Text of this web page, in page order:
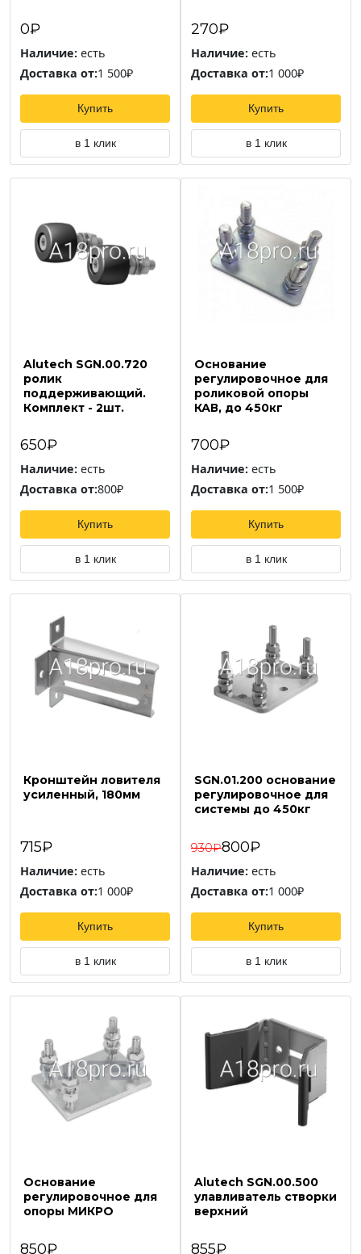
0₽
Наличие: есть
Доставка от:1 500₽
Купить
в 1 клик
270₽
Наличие: есть
Доставка от:1 000₽
Купить
в 1 клик
Alutech SGN.00.720
ролик
поддерживающий.
Комплект - 2шт.
650₽
Наличие: есть
Доставка от:800₽
Купить
в 1 клик
Основание
регулировочное для
роликовой опоры
КАВ, до 450кг
700₽
Наличие: есть
Доставка от:1 500₽
Купить
в 1 клик
Кронштейн ловителя
усиленный, 180мм
715₽
Наличие: есть
Доставка от:1 000₽
Купить
в 1 клик
SGN.01.200 основание
регулировочное для
системы до 450кг
930₽800₽
Наличие: есть
Доставка от:1 000₽
Купить
в 1 клик
Основание
регулировочное для
опоры МИКРО
850₽
Alutech SGN.00.500
улавливатель створки
верхний
855₽